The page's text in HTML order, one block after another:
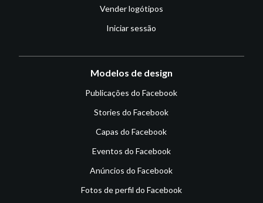
Vender logótipos
Iniciar sessão
Modelos de design
Publicações do Facebook
Stories do Facebook
Capas do Facebook
Eventos do Facebook
Anúncios do Facebook
Fotos de perfil do Facebook